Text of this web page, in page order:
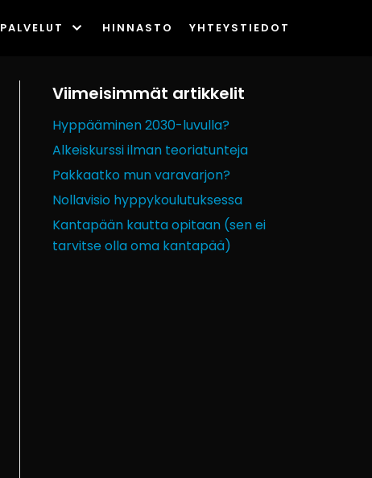
PALVELUT HINNASTO YHTEYSTIEDOT
Viimeisimmät artikkelit
Hyppääminen 2030-luvulla?
Alkeiskurssi ilman teoriatunteja
Pakkaatko mun varavarjon?
Nollavisio hyppykoulutuksessa
Kantapään kautta opitaan (sen ei
tarvitse olla oma kantapää)